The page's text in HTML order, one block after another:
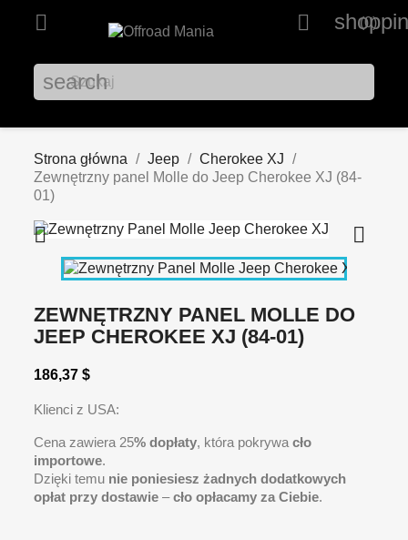
 (0)

search
Strona główna Jeep
Cherokee XJ
Zewnętrzny panel Molle do Jeep Cherokee XJ (84-
01)
 
ZEWNĘTRZNY PANEL MOLLE DO
JEEP CHEROKEE XJ (84-01)
186,37 $
Klienci z USA:
Cena zawiera 25% dopłaty, która pokrywacło
importowe.
Dzięki temu nie poniesiesz żadnych dodatkowych
opłat przy dostawie –cło opłacamy za Ciebie.